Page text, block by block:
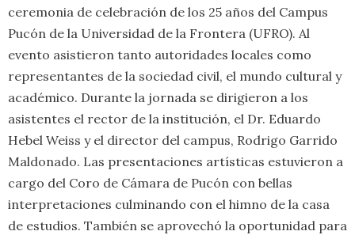
ceremonia de celebración de los 25 años del Campus
Pucón de la Universidad de la Frontera (UFRO). Al
evento asistieron tanto autoridades locales como
representantes de la sociedad civil, el mundo cultural y
académico. Durante la jornada se dirigieron a los
asistentes el rector de la institución, el Dr. Eduardo
Hebel Weiss y el director del campus, Rodrigo Garrido
Maldonado. Las presentaciones artísticas estuvieron a
cargo del Coro de Cámara de Pucón con bellas
interpretaciones culminando con el himno de la casa
de estudios. También se aprovechó la oportunidad para